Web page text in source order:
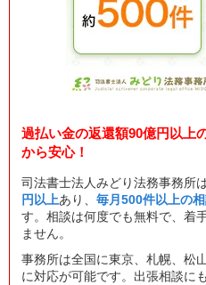
過払い金の返還額90億円以上
から安心！
司法書士法人みどり法務事務所は
円以上あり、 毎月500件以上の
す。相談は何度でも無料で、着
ません。
事務所は全国に東京、札幌、松
に対応が可能です。出張相談に